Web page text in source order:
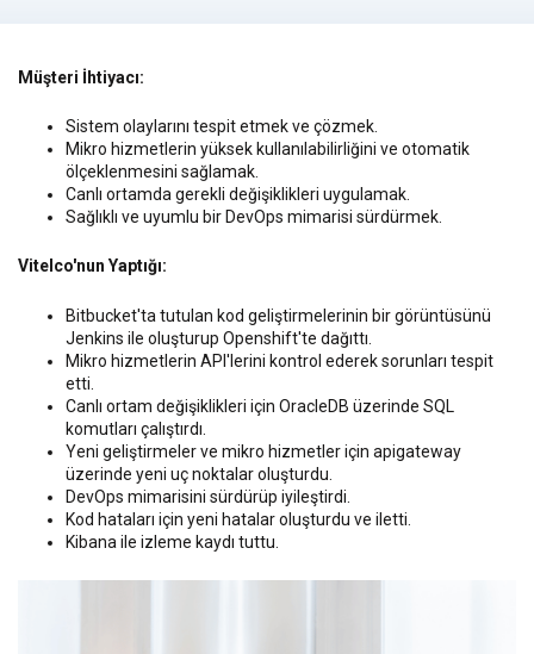
Müşteri İhtiyacı:
Sistem olaylarını tespit etmek ve çözmek.
Mikro hizmetlerin yüksek kullanılabilirliğini ve otomatik
ölçeklenmesini sağlamak.
Canlı ortamda gerekli değişiklikleri uygulamak.
Sağlıklı ve uyumlu bir DevOps mimarisi sürdürmek.
Vitelco'nun Yaptığı:
Bitbucket'ta tutulan kod geliştirmelerinin bir görüntüsünü
Jenkins ile oluşturup Openshift'te dağıttı.
Mikro hizmetlerin API'lerini kontrol ederek sorunları tespit
etti.
Canlı ortam değişiklikleri için OracleDB üzerinde SQL
komutları çalıştırdı.
Yeni geliştirmeler ve mikro hizmetler için apigateway
üzerinde yeni uç noktalar oluşturdu.
DevOps mimarisini sürdürüp iyileştirdi.
Kod hataları için yeni hatalar oluşturdu ve iletti.
Kibana ile izleme kaydı tuttu.